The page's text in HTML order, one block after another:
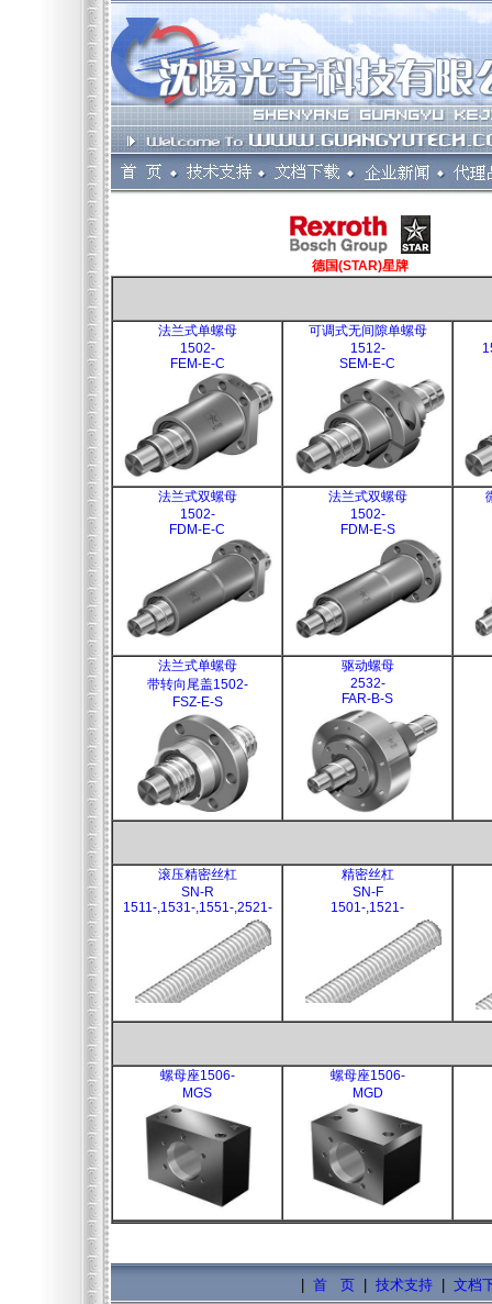
德国(STAR)星牌
法兰式单螺母
1502-
FEM-E-C
可调式无间隙单螺母
1512-
SEM-E-C
法兰式双螺母
1502-
FDM-E-C
法兰式双螺母
1502-
FDM-E-S
法兰式单螺母
带转向尾盖1502-
FSZ-E-S
驱动螺母
2532-
FAR-B-S
滚压精密丝杠
SN-R
1511-,1531-,1551-,2521-
精密丝杠
SN-F
1501-,1521-
螺母座1506-
MGS
螺母座1506-
MGD
首 页| 技术支持| 文档